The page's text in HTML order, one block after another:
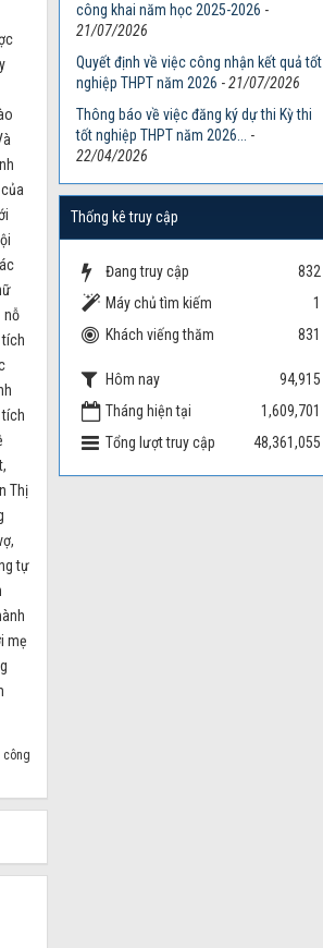
nỗ
Thị
tự
mẹ
công
công khai năm học 2025-2026 -
21/07/2026
Quyết định về việc công nhận kết quả tốt
nghiệp THPT năm 2026 -21/07/2026
Thông báo về việc đăng ký dự thi Kỳ thi
tốt nghiệp THPT năm 2026...
-
22/04/2026
Thống kê truy cập
Đang truy cập
832
Máy chủ tìm kiếm
1
Khách viếng thăm
831
Hôm nay
94,915
Tháng hiện tại
1,609,701
Tổng lượt truy cập
48,361,055